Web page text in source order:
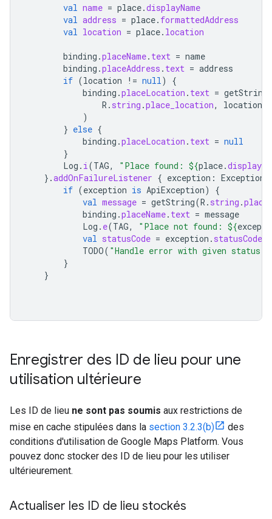
val name = place.displayName
val address = place. formattedAddress
val location = place. location
binding .placeName. text = name
binding .placeAddress . text = address
if (location != null)
{
binding .placeLocation . text = getString
R . string .place_location, location
)
} else {
binding .placeLocation . text = null
}
Log . i(TAG, "Place found: ${place.
}.addOnFailureListener { exception : Exception
if (exception is ApiException)
{
val message = getString(R . string .
binding .placeName. text = message
Log . e(TAG, "Place not found: ${
val statusCode = exception . statusCode
TODO( "Handle error with given status
}
}
Enregistrer des ID de lieu pour une
utilisation ultérieure
Les ID de lieu ne sont pas soumis aux restrictions de
mise en cache stipulées dans la section 3.2.3(b)
des
conditions d'utilisation de Google Maps Platform. Vous
pouvez donc stocker des ID de lieu pour les utiliser
ultérieurement.
Actualiser les ID de lieu stockés